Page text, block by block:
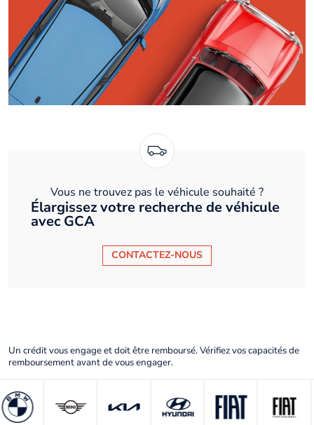
Vous ne trouvez pas le véhicule souhaité ?
Élargissez votre recherche de véhicule
avec GCA
CONTACTEZ-NOUS
Un crédit vous engage et doit être remboursé. Vérifiez vos capacités de
remboursement avant de vous engager.